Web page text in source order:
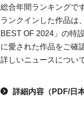
総合年間ランキングです
ランクインした作品は
BEST OF 2024」の特
に愛された作品をご確
詳しいニュースについ
詳細内容（PDF/日